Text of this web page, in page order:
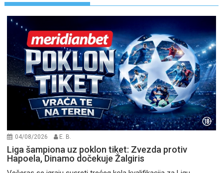
04/08/2026 E. B.
Liga šampiona uz poklon tiket: Zvezda protiv
Hapoela, Dinamo dočekuje Žalgiris